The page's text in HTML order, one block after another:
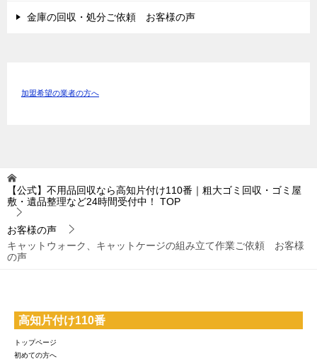
金庫の回収・処分ご依頼 お客様の声
加盟希望の業者の方へ
【公式】不用品回収なら高知片付け110番｜粗大ゴミ回収・ゴミ屋
敷・遺品整理など24時間受付中！
TOP
お客様の声
キャットウォーク、キャットケージの組み立て作業ご依頼 お客様
の声
高知片付け110番
トップページ
初めての方へ